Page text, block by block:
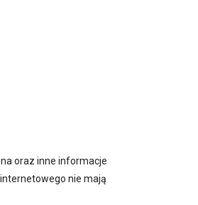
oraz inne informacje
nie mają